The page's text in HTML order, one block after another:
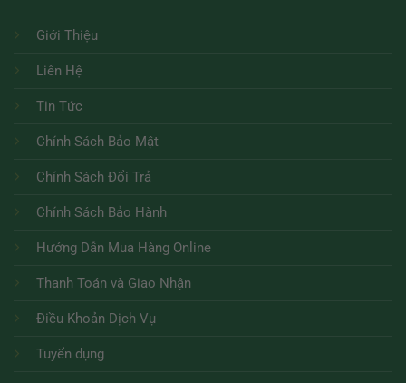
Giới Thiệu
Liên Hệ
Tin Tức
Chính Sách Bảo Mật
Chính Sách Đổi Trả
Chính Sách Bảo Hành
Hướng Dẫn Mua Hàng Online
Thanh Toán và Giao Nhận
Điều Khoản Dịch Vụ
Tuyển dụng